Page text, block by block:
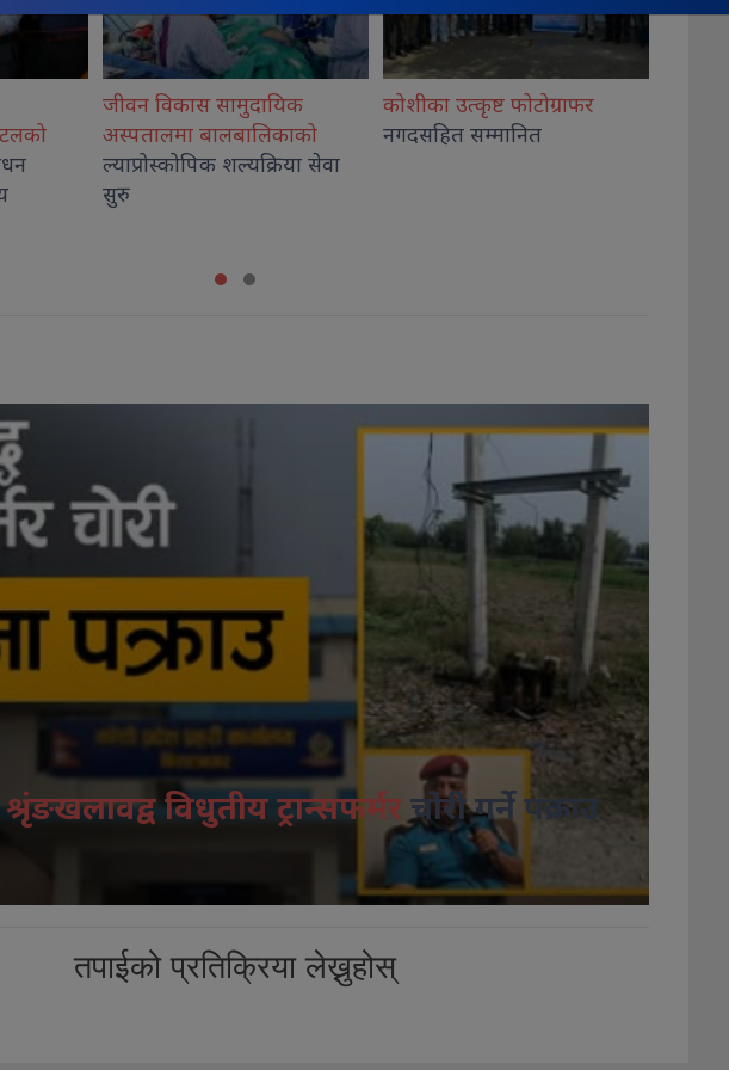
सेवा
कोशीका उत्कृष्ट फोटोग्राफर
नगदसहित सम्मानित
राष्ट्रिय भेलालाई शेरबहादुर देउवाले
सम्बोधन गर्ने
श्रृंङखलावद्व विधुतीय ट्रान्सफर्मरचोरी गर्ने पक्राउ
तपाईको प्रतिक्रिया लेख्नुहोस्